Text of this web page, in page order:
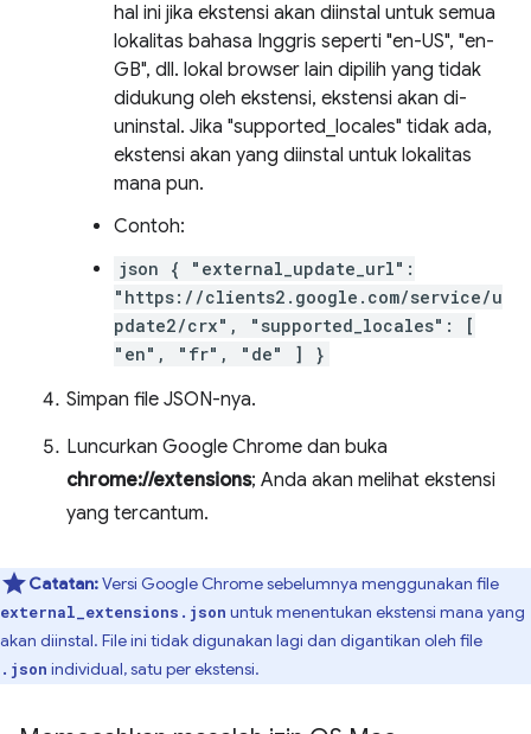
hal ini jika ekstensi akan diinstal untuk semua
lokalitas bahasa Inggris seperti "en-US", "en-
GB", dll. lokal browser lain dipilih yang tidak
didukung oleh ekstensi, ekstensi akan di-
uninstal. Jika "supported_locales" tidak ada,
ekstensi akan yang diinstal untuk lokalitas
mana pun.
Contoh:
json { "external_update_url":
"https://clients2.google.com/service/u
pdate2/crx", "supported_locales": [
"en", "fr", "de" ] }
Simpan file JSON-nya.
Luncurkan Google Chrome dan buka
chrome://extensions; Anda akan melihat ekstensi
yang tercantum.
Catatan:Versi Google Chrome sebelumnya menggunakan file
external_extensions.json untuk menentukan ekstensi mana yang
akan diinstal. File ini tidak digunakan lagi dan digantikan oleh file
.json individual, satu per ekstensi.